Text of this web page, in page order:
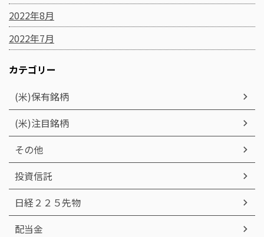
2022年8月
2022年7月
カテゴリー
(米)保有銘柄
(米)注目銘柄
その他
投資信託
日経２２５先物
配当金